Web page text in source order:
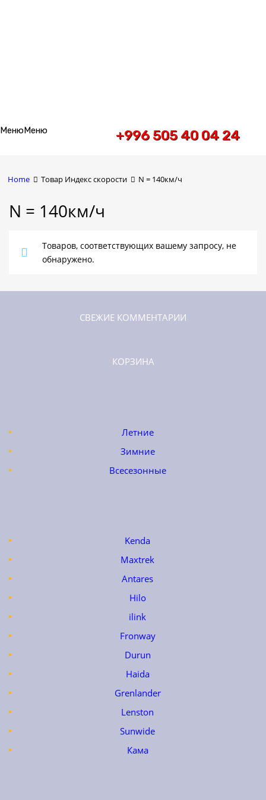
+996 505 40 04 24
Skip
МенюМеню
Home Товар Индекс скорости N = 140км/ч
N = 140км/ч
Товаров, соответствующих вашему запросу, не
обнаружено.
СВЕЖИЕ КОММЕНТАРИИ
КОРЗИНА
Летние
Зимние
Всесезонные
Kenda
Maxtrek
Antares
Hilo
ilink
Fronway
Durun
Haida
Grenlander
Lenston
Sunwide
Кама